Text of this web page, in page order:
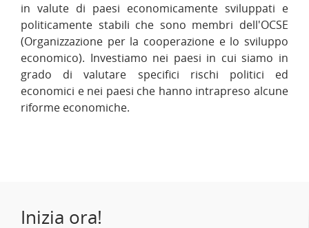
in valute di paesi economicamente sviluppati e
politicamente stabili che sono membri dell'OCSE
(Organizzazione per la cooperazione e lo sviluppo
economico). Investiamo nei paesi in cui siamo in
grado di valutare specifici rischi politici ed
economici e nei paesi che hanno intrapreso alcune
riforme economiche.
Inizia ora!